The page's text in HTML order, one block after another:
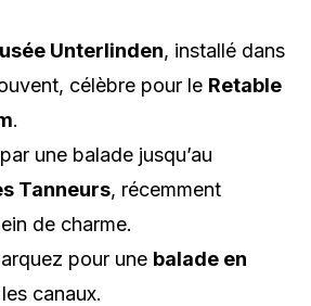
Unterlinden, installé dans
célèbre pour le Retable
.
une balade jusqu’au
Tanneurs, récemment
de charme.
pour une balade en
canaux.